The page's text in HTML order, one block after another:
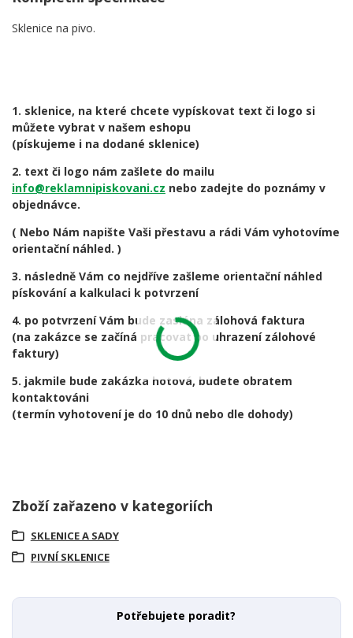
Sklenice na pivo.
1. sklenice, na které chcete vypískovat text či logo si
můžete vybrat v našem eshopu
(pískujeme i na dodané sklenice)
2. text či logo nám zašlete do mailu
info@reklamnipiskovani.cz nebo zadejte do poznámy v
objednávce.
( Nebo Nám napište Vaši přestavu a rádi Vám vyhotovíme
orientační náhled. )
3. následně Vám co nejdříve zašleme orientační náhled
pískování a kalkulaci k potvrzení
4. po potvrzení Vám bude zaslána zálohová faktura
(na zakázce se začíná pracovat po uhrazení zálohové
faktury)
5. jakmile bude zakázka hotová, budete obratem
kontaktováni
(termín vyhotovení je do 10 dnů nebo dle dohody)
Zboží zařazeno v kategoriích
SKLENICE A SADY
PIVNÍ SKLENICE
Potřebujete poradit?